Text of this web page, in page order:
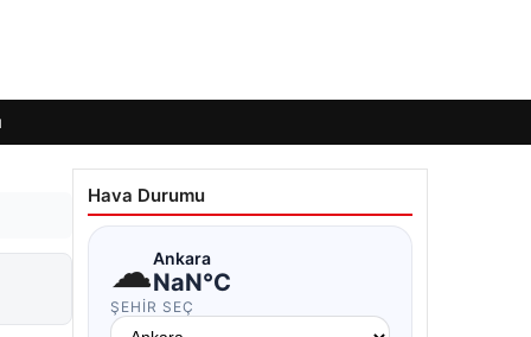
Hava Durumu
☁Ankara
NaN°C
ŞEHIR SEÇ